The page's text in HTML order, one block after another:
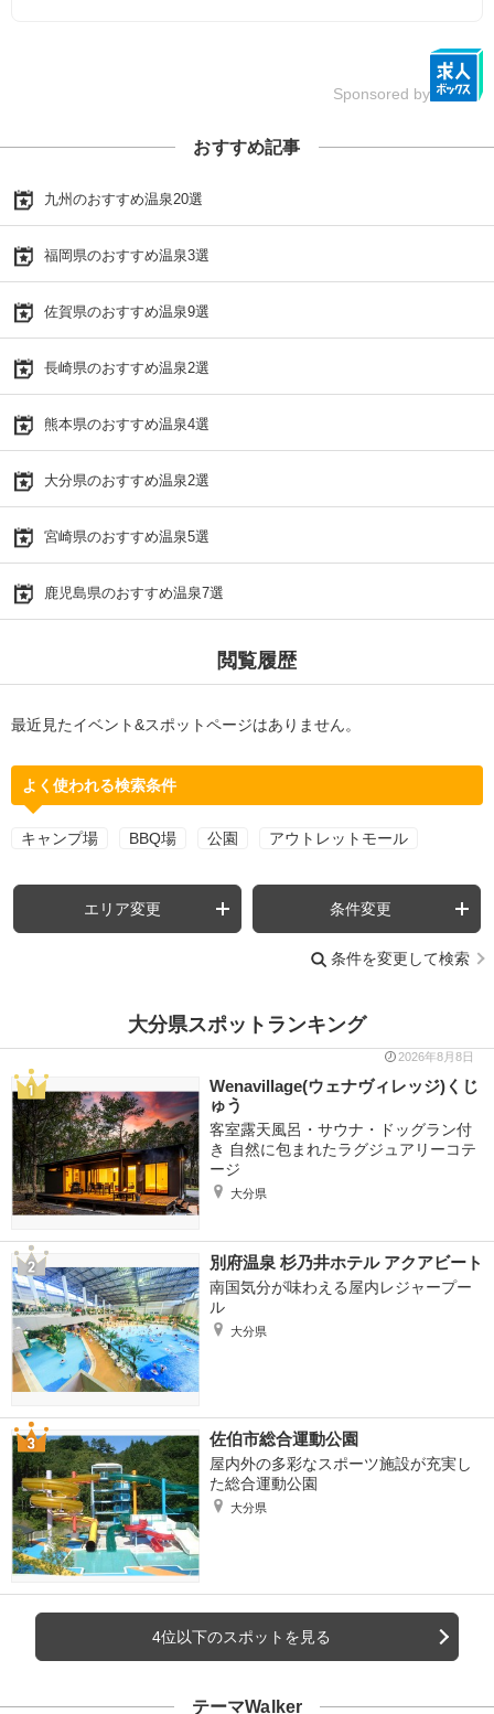
Sponsored by
おすすめ記事
九州のおすすめ温泉20選
福岡県のおすすめ温泉3選
佐賀県のおすすめ温泉9選
長崎県のおすすめ温泉2選
熊本県のおすすめ温泉4選
大分県のおすすめ温泉2選
宮崎県のおすすめ温泉5選
鹿児島県のおすすめ温泉7選
閲覧履歴
最近見たイベント&スポットページはありません。
よく使われる検索条件
キャンプ場 BBQ場 公園 アウトレットモール
エリア変更 条件変更
条件を変更して検索
大分県スポットランキング
2026年8月8日
Wenavillage(ウェナヴィレッジ)くじ
ゅう
客室露天風呂・サウナ・ドッグラン付
き 自然に包まれたラグジュアリーコテ
ージ
大分県
別府温泉 杉乃井ホテル アクアビート
南国気分が味わえる屋内レジャープー
ル
大分県
佐伯市総合運動公園
屋内外の多彩なスポーツ施設が充実し
た総合運動公園
大分県
4位以下のスポットを見る
テーマWalker